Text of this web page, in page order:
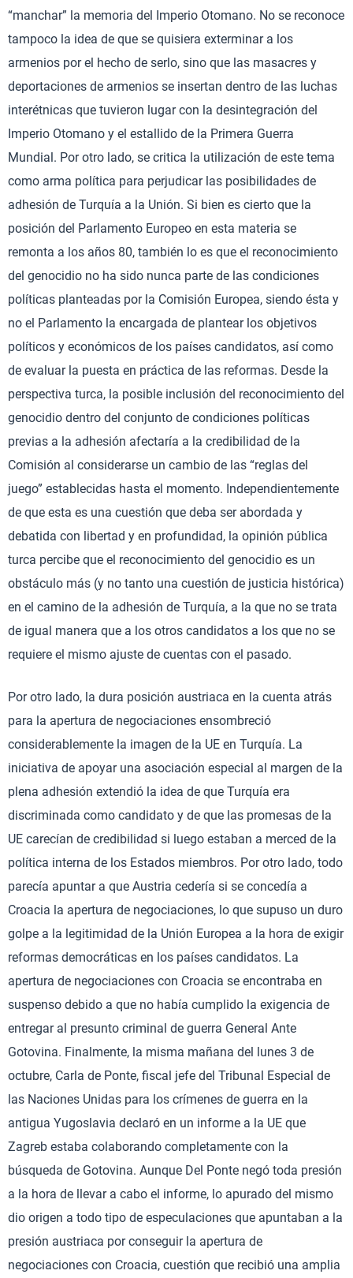
“manchar” la memoria del Imperio Otomano. No se reconoce
tampoco la idea de que se quisiera exterminar a los
armenios por el hecho de serlo, sino que las masacres y
deportaciones de armenios se insertan dentro de las luchas
interétnicas que tuvieron lugar con la desintegración del
Imperio Otomano y el estallido de la Primera Guerra
Mundial. Por otro lado, se critica la utilización de este tema
como arma política para perjudicar las posibilidades de
adhesión de Turquía a la Unión. Si bien es cierto que la
posición del Parlamento Europeo en esta materia se
remonta a los años 80, también lo es que el reconocimiento
del genocidio no ha sido nunca parte de las condiciones
políticas planteadas por la Comisión Europea, siendo ésta y
no el Parlamento la encargada de plantear los objetivos
políticos y económicos de los países candidatos, así como
de evaluar la puesta en práctica de las reformas. Desde la
perspectiva turca, la posible inclusión del reconocimiento del
genocidio dentro del conjunto de condiciones políticas
previas a la adhesión afectaría a la credibilidad de la
Comisión al considerarse un cambio de las “reglas del
juego” establecidas hasta el momento. Independientemente
de que esta es una cuestión que deba ser abordada y
debatida con libertad y en profundidad, la opinión pública
turca percibe que el reconocimiento del genocidio es un
obstáculo más (y no tanto una cuestión de justicia histórica)
en el camino de la adhesión de Turquía, a la que no se trata
de igual manera que a los otros candidatos a los que no se
requiere el mismo ajuste de cuentas con el pasado.
Por otro lado, la dura posición austriaca en la cuenta atrás
para la apertura de negociaciones ensombreció
considerablemente la imagen de la UE en Turquía. La
iniciativa de apoyar una asociación especial al margen de la
plena adhesión extendió la idea de que Turquía era
discriminada como candidato y de que las promesas de la
UE carecían de credibilidad si luego estaban a merced de la
política interna de los Estados miembros. Por otro lado, todo
parecía apuntar a que Austria cedería si se concedía a
Croacia la apertura de negociaciones, lo que supuso un duro
golpe a la legitimidad de la Unión Europea a la hora de exigir
reformas democráticas en los países candidatos. La
apertura de negociaciones con Croacia se encontraba en
suspenso debido a que no había cumplido la exigencia de
entregar al presunto criminal de guerra General Ante
Gotovina. Finalmente, la misma mañana del lunes 3 de
octubre, Carla de Ponte, fiscal jefe del Tribunal Especial de
las Naciones Unidas para los crímenes de guerra en la
antigua Yugoslavia declaró en un informe a la UE que
Zagreb estaba colaborando completamente con la
búsqueda de Gotovina. Aunque Del Ponte negó toda presión
a la hora de llevar a cabo el informe, lo apurado del mismo
dio origen a todo tipo de especulaciones que apuntaban a la
presión austriaca por conseguir la apertura de
negociaciones con Croacia, cuestión que recibió una amplia